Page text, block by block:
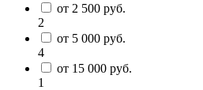
от 2 500 руб.
2
от 5 000 руб.
4
от 15 000 руб.
1